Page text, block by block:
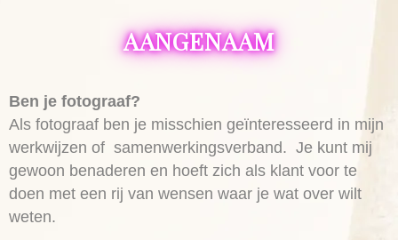
AANGENAAM
Ben je fotograaf?
Als fotograaf ben je misschien geïnteresseerd in mijn
werkwijzen of samenwerkingsverband. Je kunt mij
gewoon benaderen en hoeft zich als klant voor te
doen met een rij van wensen waar je wat over wilt
weten.